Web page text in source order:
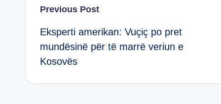
Post
navigation
Previous Post
Eksperti amerikan: Vuçiç po pret
mundësinë për të marrë veriun e
Kosovës